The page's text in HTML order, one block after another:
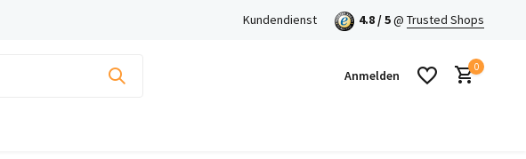
Kundendienst 4.8 / 5@ Trusted Shops
Anmelden
0